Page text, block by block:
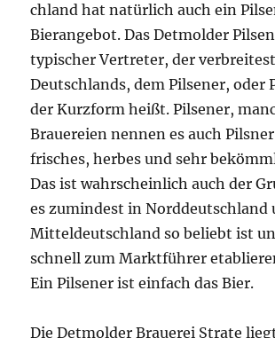
chland hat natürlich auch ein
Bierangebot. Das Detmolder
typischer Vertreter, der
Deutschlands, dem Pilsener, oder
der Kurzform heißt. Pilsener,
Brauereien nennen es auch
frisches, herbes und sehr
Das ist wahrscheinlich auch der
es zumindest in Norddeutschland
Mitteldeutschland so beliebt ist
schnell zum Marktführer
Ein Pilsener ist einfach das Bier.
Die Detmolder Brauerei Strate